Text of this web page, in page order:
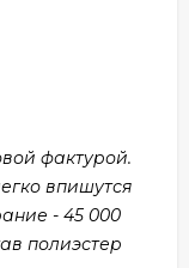
фактурой.
впишутся
- 45 000
полиэстер